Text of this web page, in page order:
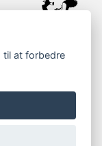
til at forbedre